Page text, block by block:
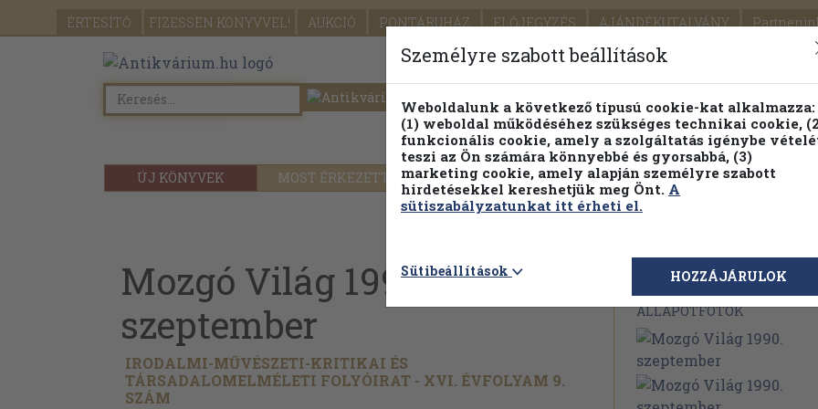
ÉRTESÍTŐ FIZESSEN KÖNYVVEL! AUKCIÓ PONTÁRUHÁZ ELŐJEGYZÉS AJÁNDÉKUTALVÁNY
SEGÍTSÉG
ÚJ KÖNYVEK MOST ÉRKEZETT PILLANATNYI ÁRAINK FENNTARTHATÓ
Részletes kereső Témaköri fa
Mozgó Világ 1990.
szeptember
IRODALMI-MŰVÉSZETI-KRITIKAI ÉS
TÁRSADALOMELMÉLETI FOLYÓIRAT - XVI. ÉVFOLYAM 9.
SZÁM
Megvásárolható
ÁLLAPOTFOTÓK
Személyre szabott beállítások
Weboldalunk a következő típusú cookie-kat alkalmazza:
(1) weboldal működéséhez szükséges technikai cookie,
funkcionális cookie, amely a szolgáltatás igénybe
teszi az Ön számára könnyebbé és gyorsabbá, (3)
marketing cookie, amely alapján személyre szabott
hirdetésekkel kereshetjük meg Önt. A
sütiszabályzatunkat itt érheti el.
Sütibeállítások HOZZÁJÁRULOK